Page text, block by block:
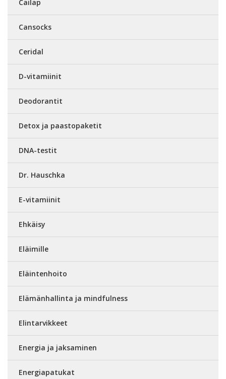
Cailap
Cansocks
Ceridal
D-vitamiinit
Deodorantit
Detox ja paastopaketit
DNA-testit
Dr. Hauschka
E-vitamiinit
Ehkäisy
Eläimille
Eläintenhoito
Elämänhallinta ja mindfulness
Elintarvikkeet
Energia ja jaksaminen
Energiapatukat